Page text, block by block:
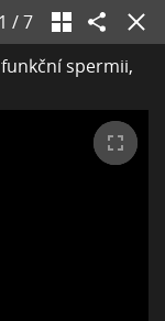
1 /7
spermii,